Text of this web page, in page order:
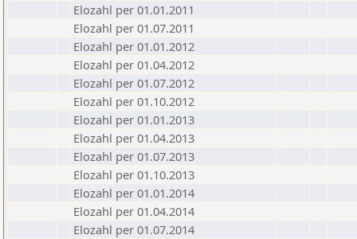
Elozahl per 01.01.2011
Elozahl per 01.07.2011
Elozahl per 01.01.2012
Elozahl per 01.04.2012
Elozahl per 01.07.2012
Elozahl per 01.10.2012
Elozahl per 01.01.2013
Elozahl per 01.04.2013
Elozahl per 01.07.2013
Elozahl per 01.10.2013
Elozahl per 01.01.2014
Elozahl per 01.04.2014
Elozahl per 01.07.2014